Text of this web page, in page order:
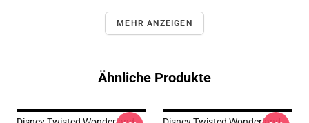
MEHR ANZEIGEN
Ähnliche Produkte